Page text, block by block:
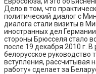
Дело в том, что
политический диалог с
диалога стали визиты в
иностранных дел
стороны Брюсселя стало
после 19 декабря 2010 г.
белорусское руководство
вступления, рассчитывая
работу» сделает за